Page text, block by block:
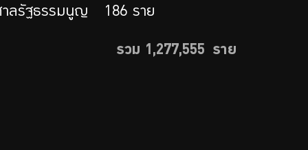
าลรัฐธรรมนูญ 186 ราย
รวม 1,277,555 ราย